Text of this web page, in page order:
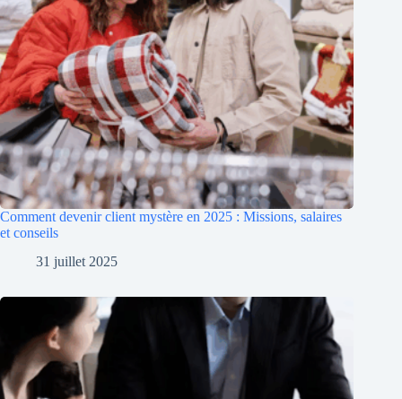
Comment devenir client mystère en 2025 : Missions, salaires
et conseils
31 juillet 2025